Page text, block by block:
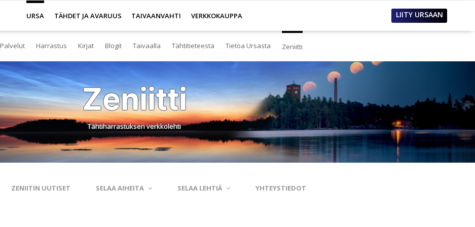
URSA TÄHDET JA AVARUUS TAIVAANVAHTI VERKKOKAUPPA LIITY URSAAN
Jäsenyys
Yleistä Ursan palveluista
Toimisto
Kirjasto
Planetaario
Palvelut
Yleistä harrastuksesta
Nuorisotoiminta
Tähtitornit
Harrastusryhmät
Harrastusjulkaisut
Harrastus
Kaukoputkikauppa
Kirjat
Tuoreimmat
Kosmokseen kirjoitettua
Terveisiä kiertoradalta
Kraatterin reunalta
Eksoplaneetta hukassa
Blogit
Tähtitaivas
Tähtikartta
Tähtikartta classic
Havaintopaikat
Taivaan havaitseminen
Taivaalla
Usein kysyttyä
Aurinkokuntamalli
Aurinkokelloveistos
Tietokantoja ja sanastoja
Tähtitieteestä
Yleistä Ursasta
Hallinto
Talous
Avoimet työpaikat
Esitteet ja raportit
Tietoa Ursasta Zeniitti
Zeniitti
Tähtiharrastuksen verkkolehti
ZENIITIN UUTISET SELAA AIHEITA SELAA LEHTIÄ YHTEYSTIEDOT